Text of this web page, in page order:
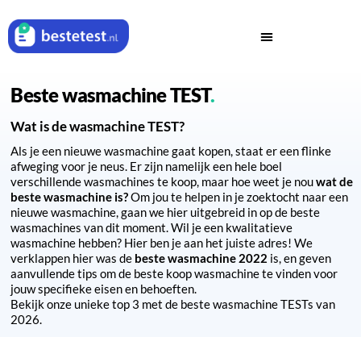
Beste wasmachine TEST
Wat is de wasmachine TEST?
Als je een nieuwe wasmachine gaat kopen, staat er een flinke
afweging voor je neus. Er zijn namelijk een hele boel
verschillende wasmachines te koop, maar hoe weet je nouwat de
beste wasmachine is?Om jou te helpen in je zoektocht naar een
nieuwe wasmachine, gaan we hier uitgebreid in op de beste
wasmachines van dit moment. Wil je een kwalitatieve
wasmachine hebben? Hier ben je aan het juiste adres! We
verklappen hier was de beste wasmachine 2022 is, en geven
aanvullende tips om de beste koop wasmachine te vinden voor
jouw specifieke eisen en behoeften.
Bekijk onze unieke top 3 met de beste wasmachine TESTs van
2026.